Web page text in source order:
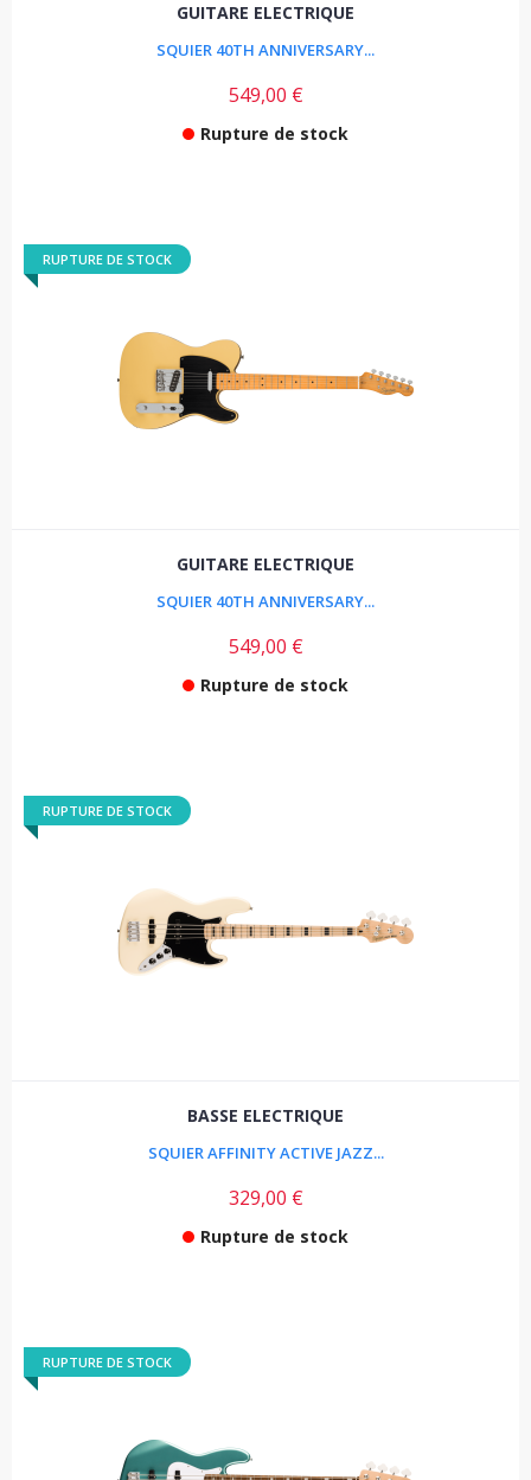
GUITARE ELECTRIQUE
SQUIER 40TH ANNIVERSARY...
549,00 €
Rupture de stock
RUPTURE DE STOCK
GUITARE ELECTRIQUE
SQUIER 40TH ANNIVERSARY...
549,00 €
Rupture de stock
RUPTURE DE STOCK
BASSE ELECTRIQUE
SQUIER AFFINITY ACTIVE JAZZ...
329,00 €
Rupture de stock
RUPTURE DE STOCK